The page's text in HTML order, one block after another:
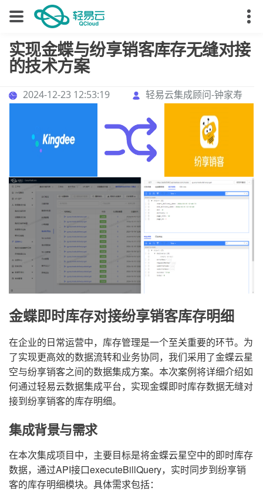
实现金蝶与纷享销客库存无缝对接
的技术方案
2024-12-23 12:53:19 轻易云集成顾问-钟家寿
金蝶即时库存对接纷享销客库存明细
在企业的日常运营中，库存管理是一个至关重要的环节。为
了实现更高效的数据流转和业务协同，我们采用了金蝶云星
空与纷享销客之间的数据集成方案。本次案例将详细介绍如
何通过轻易云数据集成平台，实现金蝶即时库存数据无缝对
接到纷享销客的库存明细。
集成背景与需求
在本次集成项目中，主要目标是将金蝶云星空中的即时库存
数据，通过API接口executeBillQuery，实时同步到纷享销
客的库存明细模块。具体需求包括：